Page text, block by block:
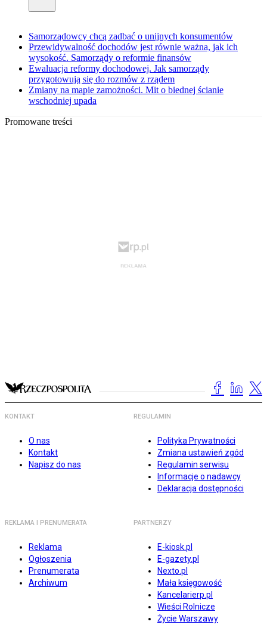
Samorządowcy chcą zadbać o unijnych konsumentów
Przewidywalność dochodów jest równie ważna, jak ich
wysokość. Samorządy o reformie finansów
Ewaluacja reformy dochodowej. Jak samorządy
przygotowują się do rozmów z rządem
Zmiany na mapie zamożności. Mit o biednej ścianie
wschodniej upada
Promowane treści
KONTAKT
O nas
Kontakt
Napisz do nas
REGULAMIN
Polityka Prywatności
Zmiana ustawień zgód
Regulamin serwisu
Informacje o nadawcy
Deklaracja dostępności
REKLAMA I PRENUMERATA
Reklama
Ogłoszenia
Prenumerata
Archiwum
PARTNERZY
E-kiosk.pl
E-gazety.pl
Nexto.pl
Mała księgowość
Kancelarierp.pl
Wieści Rolnicze
Życie Warszawy